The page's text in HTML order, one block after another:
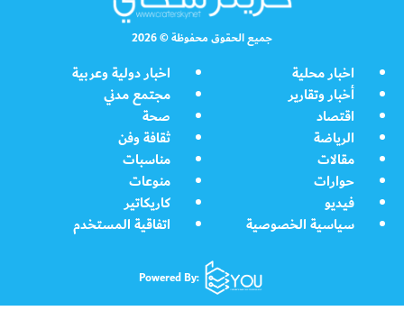
جميع الحقوق محفوظة © 2026
اخبار محلية
اخبار دولية وعربية
أخبار وتقارير
مجتمع مدني
اقتصاد
صحة
الرياضة
ثقافة وفن
مقالات
مناسبات
حوارات
منوعات
فيديو
كاريكاتير
سياسية الخصوصية
اتفاقية المستخدم
Powered By: